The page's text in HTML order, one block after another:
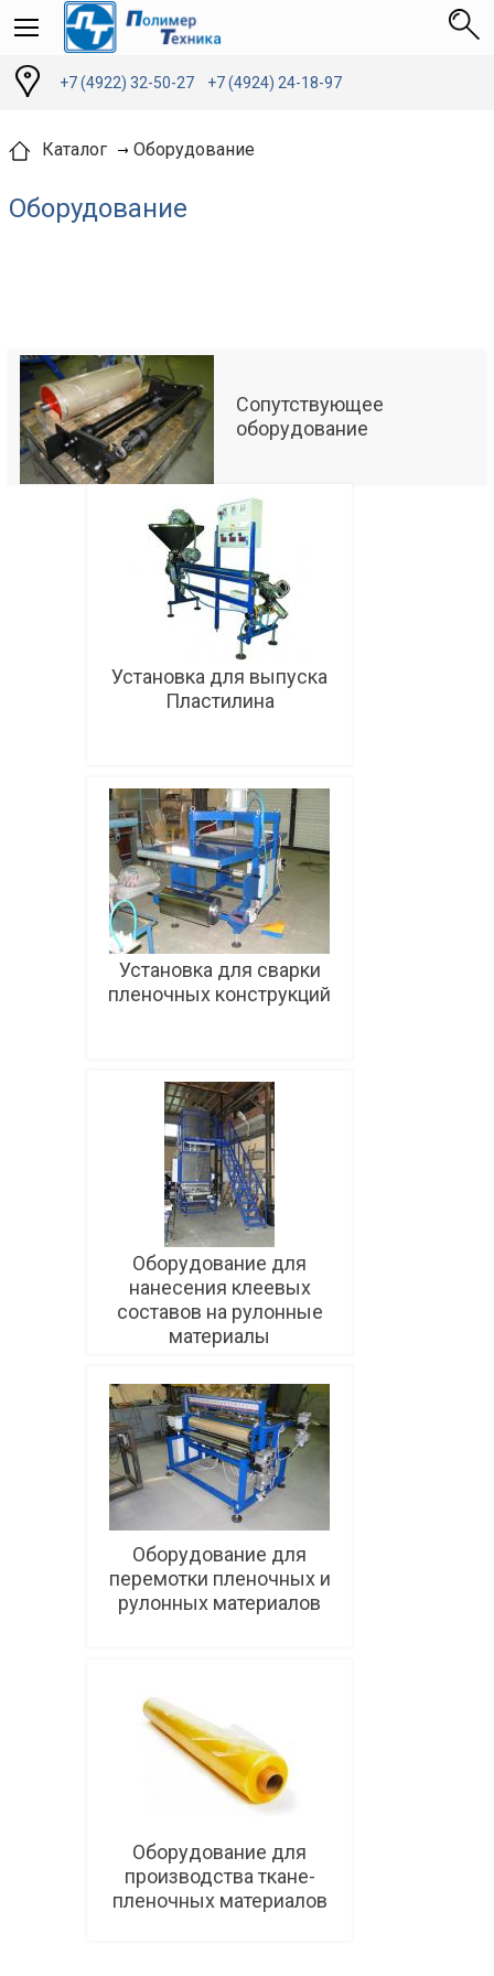
+7 (4922) 32-50-27 +7 (4924) 24-18-97
Каталог Оборудование
Оборудование
Сопутствующее
оборудование
Установка для выпуска
Пластилина
Установка для сварки
пленочных конструкций
Оборудование для
нанесения клеевых
составов на рулонные
материалы
Оборудование для
перемотки пленочных и
рулонных материалов
Оборудование для
производства ткане-
пленочных материалов